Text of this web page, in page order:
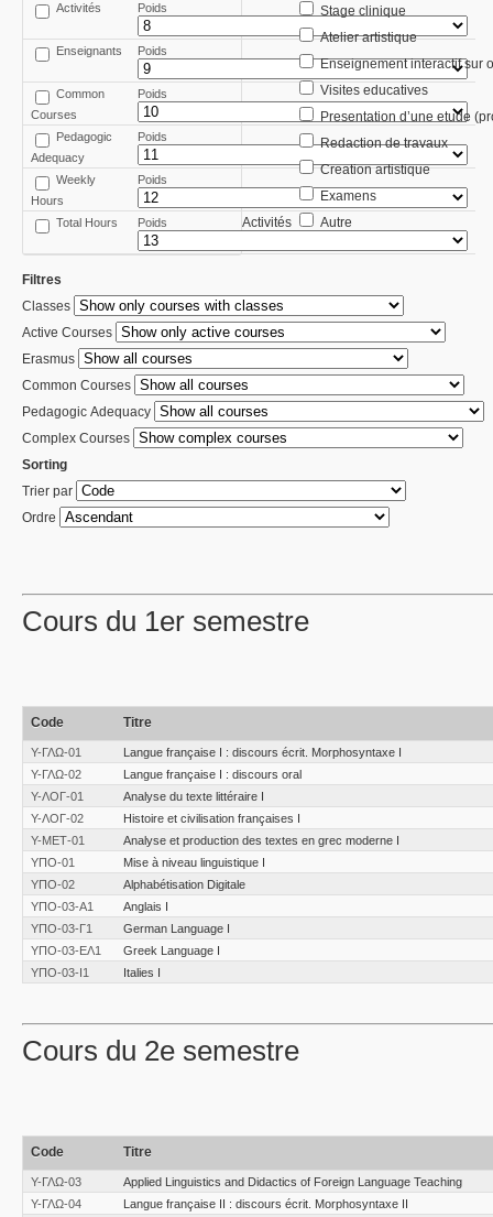
Activités Poids
Enseignants Poids
Common
Courses
Poids
Pedagogic
Adequacy
Poids
Weekly
Hours
Poids
Total Hours Poids Activités
Stage clinique
Atelier artistique
Enseignement interactif sur
Visites educatives
Presentation d’une etude
Redaction de travaux
Creation artistique
Examens
Autre
Filtres
Classes
Active Courses
Erasmus
Common Courses
Pedagogic Adequacy
Complex Courses
Sorting
Trier par
Ordre
Cours du 1er semestre
Code Titre
Υ-ΓΛΩ-01
Langue française I : discours écrit. Morphosyntaxe I
Υ-ΓΛΩ-02
Langue française I : discours oral
Υ-ΛΟΓ-01
Analyse du texte littéraire I
Υ-ΛΟΓ-02
Histoire et civilisation françaises I
Υ-ΜΕΤ-01
Analyse et production des textes en grec moderne I
ΥΠΟ-01
Mise à niveau linguistique I
ΥΠΟ-02
Alphabétisation Digitale
ΥΠΟ-03-Α1
Anglais I
ΥΠΟ-03-Γ1
German Language I
ΥΠΟ-03-ΕΛ1
Greek Language I
ΥΠΟ-03-Ι1
Italies I
Cours du 2e semestre
Code Titre
Υ-ΓΛΩ-03
Applied Linguistics and Didactics of Foreign Language Teaching
Υ-ΓΛΩ-04
Langue française II : discours écrit. Morphosyntaxe II